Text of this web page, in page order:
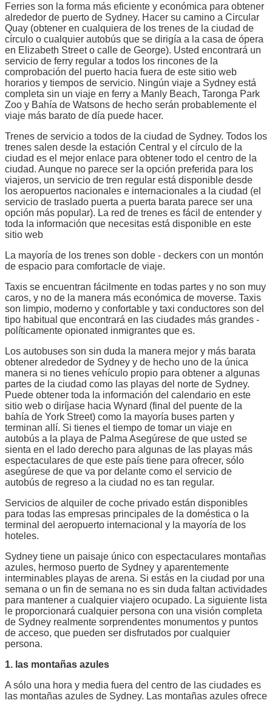
Ferries son la forma más eficiente y económica para obtener
alrededor de puerto de Sydney. Hacer su camino a Circular
Quay (obtener en cualquiera de los trenes de la ciudad de
círculo o cualquier autobús que se dirigía a la casa de ópera
en Elizabeth Street o calle de George). Usted encontrará un
servicio de ferry regular a todos los rincones de la
comprobación del puerto hacia fuera de este sitio web
horarios y tiempos de servicio. Ningún viaje a Sydney está
completa sin un viaje en ferry a Manly Beach, Taronga Park
Zoo y Bahía de Watsons de hecho serán probablemente el
viaje más barato de día puede hacer.
Trenes de servicio a todos de la ciudad de Sydney. Todos los
trenes salen desde la estación Central y el círculo de la
ciudad es el mejor enlace para obtener todo el centro de la
ciudad. Aunque no parece ser la opción preferida para los
viajeros, un servicio de tren regular está disponible desde
los aeropuertos nacionales e internacionales a la ciudad (el
servicio de traslado puerta a puerta barata parece ser una
opción más popular). La red de trenes es fácil de entender y
toda la información que necesitas está disponible en este
sitio web
La mayoría de los trenes son doble - deckers con un montón
de espacio para comfortacle de viaje.
Taxis se encuentran fácilmente en todas partes y no son muy
caros, y no de la manera más económica de moverse. Taxis
son limpio, moderno y confortable y taxi conductores son del
tipo habitual que encontrará en las ciudades más grandes -
políticamente opionated inmigrantes que es.
Los autobuses son sin duda la manera mejor y más barata
obtener alrededor de Sydney y de hecho uno de la única
manera si no tienes vehículo propio para obtener a algunas
partes de la ciudad como las playas del norte de Sydney.
Puede obtener toda la información del calendario en este
sitio web o diríjase hacia Wynard (final del puente de la
bahía de York Street) como la mayoría buses parten y
terminan allí. Si tienes el tiempo de tomar un viaje en
autobús a la playa de Palma Asegúrese de que usted se
sienta en el lado derecho para algunas de las playas más
espectaculares de que este país tiene para ofrecer, sólo
asegúrese de que va por delante como el servicio de
autobús de regreso a la ciudad no es tan regular.
Servicios de alquiler de coche privado están disponibles
para todas las empresas principales de la doméstica o la
terminal del aeropuerto internacional y la mayoría de los
hoteles.
Sydney tiene un paisaje único con espectaculares montañas
azules, hermoso puerto de Sydney y aparentemente
interminables playas de arena. Si estás en la ciudad por una
semana o un fin de semana no es sin duda faltan actividades
para mantener a cualquier viajero ocupado. La siguiente lista
le proporcionará cualquier persona con una visión completa
de Sydney realmente sorprendentes monumentos y puntos
de acceso, que pueden ser disfrutados por cualquier
persona.
1. las montañas azules
A sólo una hora y media fuera del centro de las ciudades es
las montañas azules de Sydney. Las montañas azules ofrece